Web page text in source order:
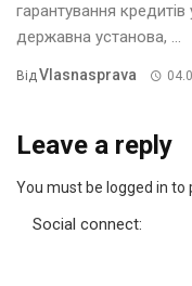
гарантування
державна установа, ...
ВідVlasnasprava
Leave a reply
You must be logged in to
Social connect: